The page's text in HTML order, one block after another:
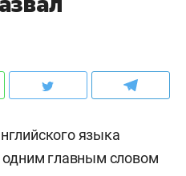
языка
одним главным словом